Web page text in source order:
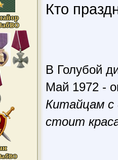
Кто
В Голубой
Май 1972 -
Китайцам с
стоит